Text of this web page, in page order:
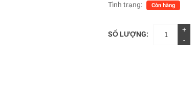
Tình trạng:
Còn hàng
SỐ LƯỢNG:
+
-